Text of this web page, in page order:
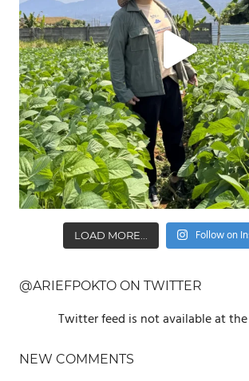
LOAD MORE... Follow on
@ARIEFPOKTO ON TWITTER
Twitter feed is not available at
NEW COMMENTS